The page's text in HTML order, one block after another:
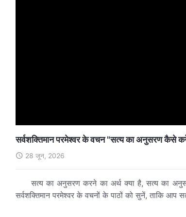
सर्वशक्तिमान परमेश्वर के वचन "सत्य का अनुसरण कैसे
28 जून, 2026
सत्य का अनुसरण करने का अर्थ क्या है, सत्य का
सर्वशक्तिमान परमेश्वर के वचनों के पाठों को सुनें, ताकि आप